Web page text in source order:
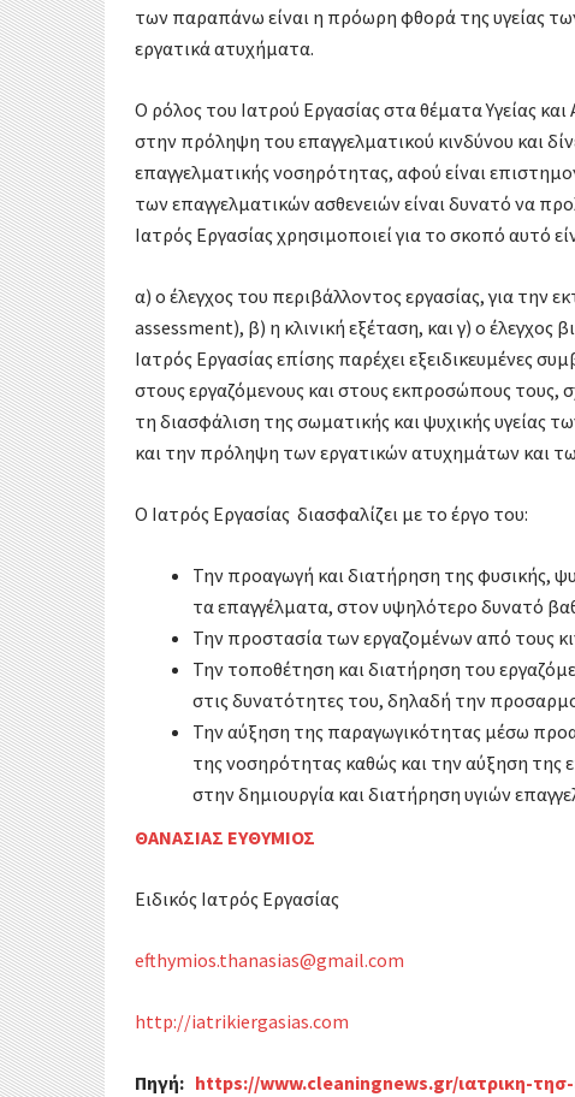
των παραπάνω είναι η πρόωρη φθορά της υγείας
εργατικά ατυχήματα.
Ο ρόλος του Ιατρού Εργασίας στα θέματα Υγείας
στην πρόληψη του επαγγελματικού κινδύνου και
επαγγελματικής νοσηρότητας, αφού είναι
των επαγγελματικών ασθενειών είναι δυνατό να
Ιατρός Εργασίας χρησιμοποιεί για το σκοπό αυτό
α) ο έλεγχος του περιβάλλοντος εργασίας, για την
assessment), β) η κλινική εξέταση, και γ) ο
Ιατρός Εργασίας επίσης παρέχει εξειδικευμένες
στους εργαζόμενους και στους εκπροσώπους τους,
τη διασφάλιση της σωματικής και ψυχικής υγείας
και την πρόληψη των εργατικών ατυχημάτων και
Ο Ιατρός Εργασίας διασφαλίζει με το έργο του:
Την προαγωγή και διατήρηση της φυσικής,
τα επαγγέλματα, στον υψηλότερο δυνατό
Την προστασία των εργαζομένων από τους
Την τοποθέτηση και διατήρηση του
στις δυνατότητες του, δηλαδή την
Την αύξηση της παραγωγικότητας μέσω
της νοσηρότητας καθώς και την αύξηση της
στην δημιουργία και διατήρηση υγιών
ΘΑΝΑΣΙΑΣ ΕΥΘΥΜΙΟΣ
Ειδικός Ιατρός Εργασίας
efthymios.thanasias@gmail.com
http://iatrikiergasias.com
Πηγή: https://www.cleaningnews.gr/ιατρικη-τησ-